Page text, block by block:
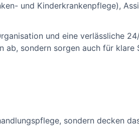
und Kinderkrankenpflege),
und eine verlässliche
ab, sondern sorgen auch für
sondern decken